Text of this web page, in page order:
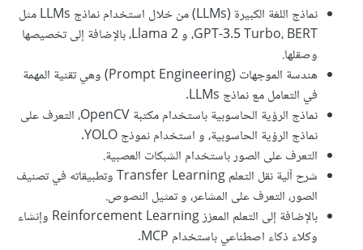
نماذج اللغة الكبيرة (LLMs) من خلال استخدام نماذج LLMs مثل
GPT-3.5 Turbo، BERT، و Llama 2، بالإضافة إلى تخصيصها
وصقلها.
هندسة الموجهات (Prompt Engineering) وهي تقنية المهمة
في التعامل مع نماذج LLMs.
نماذج الرؤية الحاسوبية باستخدام مكتبة OpenCV، التعرف على
نماذج الرؤية الحاسوبية، و استخدام نموذج YOLO.
التعرف على الصور باستخدام الشبكات العصبية.
شرح آلية نقل التعلم Transfer Learning وتطبيقاته في تصنيف
الصور، التعرف على المشاعر، و تمثيل النصوص.
بالإضافة إلى التعلم المعزز Reinforcement Learning وإنشاء
وكلاء ذكاء اصطناعي باستخدام MCP.